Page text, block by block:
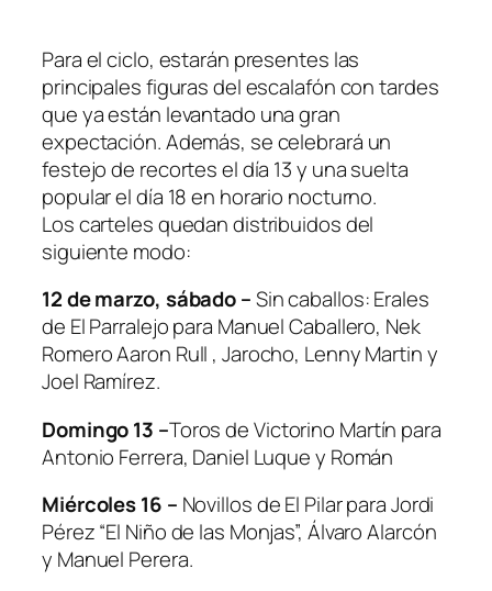
Para el ciclo, estarán presentes las
principales figuras del escalafón con tardes
que ya están levantado una gran
expectación. Además, se celebrará un
festejo de recortes el día 13 y una suelta
popular el día 18 en horario nocturno.
Los carteles quedan distribuidos del
siguiente modo:
12 de marzo, sábado –Sin caballos: Erales
de El Parralejo para Manuel Caballero, Nek
Romero Aaron Rull , Jarocho, Lenny Martin y
Joel Ramírez.
Domingo 13 –Toros de Victorino Martín para
Antonio Ferrera, Daniel Luque y Román
Miércoles 16 – Novillos de El Pilar para Jordi
Pérez “El Niño de las Monjas”, Álvaro Alarcón
y Manuel Perera.